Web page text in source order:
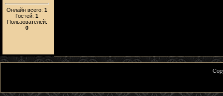
Онлайн всего: 1
Гостей: 1
Пользователей:
0